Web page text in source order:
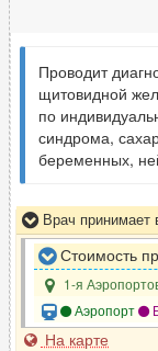
Проводит
щитовидной
по
синдрома,
беременных,
Врач принимает
Стоимость
1-я
Аэропорт
На карте